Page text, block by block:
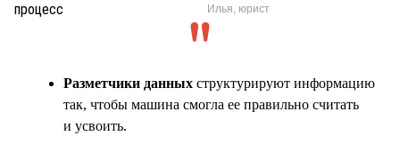
Илья, юрист
Разметчики данных структурируют информацию
так, чтобы машина смогла ее правильно считать
и усвоить.